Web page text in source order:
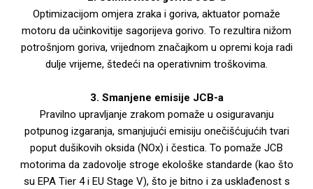
Optimizacijom omjera zraka i goriva, aktuator pomaže
motoru da učinkovitije sagorijeva gorivo. To rezultira nižom
potrošnjom goriva, vrijednom značajkom u opremi koja radi
dulje vrijeme, štedeći na operativnim troškovima.
3. Smanjene emisije JCB-a
Pravilno upravljanje zrakom pomaže u osiguravanju
potpunog izgaranja, smanjujući emisiju onečišćujućih tvari
poput dušikovih oksida (NOx) i čestica. To pomaže JCB
motorima da zadovolje stroge ekološke standarde (kao što
su EPA Tier 4 i EU Stage V), što je bitno i za usklađenost s